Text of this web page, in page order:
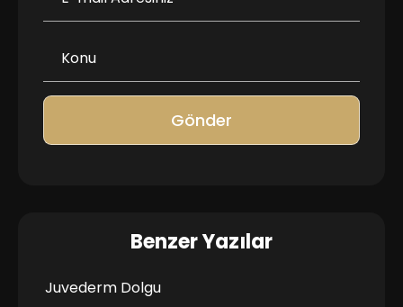
Gönder
Benzer Yazılar
Juvederm Dolgu